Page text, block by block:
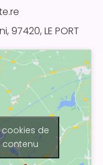
97420, LE PORT
de
contenu